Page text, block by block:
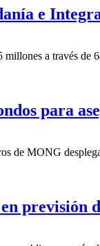
e
a través de
para
MONG
previsión